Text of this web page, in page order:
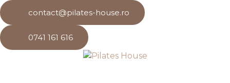
contact@pilates-house.ro
0741 161 616